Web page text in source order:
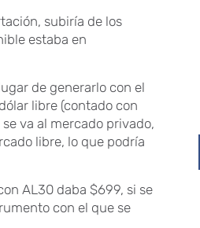
subiría de los
estaba en
de generarlo con el
libre (contado con
va al mercado privado,
libre, lo que podría
AL30 daba $699, si se
con el que se